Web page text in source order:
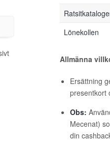
Lönekollen
Allmänna
Ersättning
presentkort
Obs:
Mecenat)
din